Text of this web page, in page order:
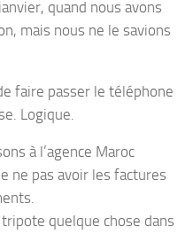
quand nous avons
mais nous ne le savions
faire passer le téléphone
Logique.
à l’agence Maroc
ne pas avoir les factures
quelque chose dans